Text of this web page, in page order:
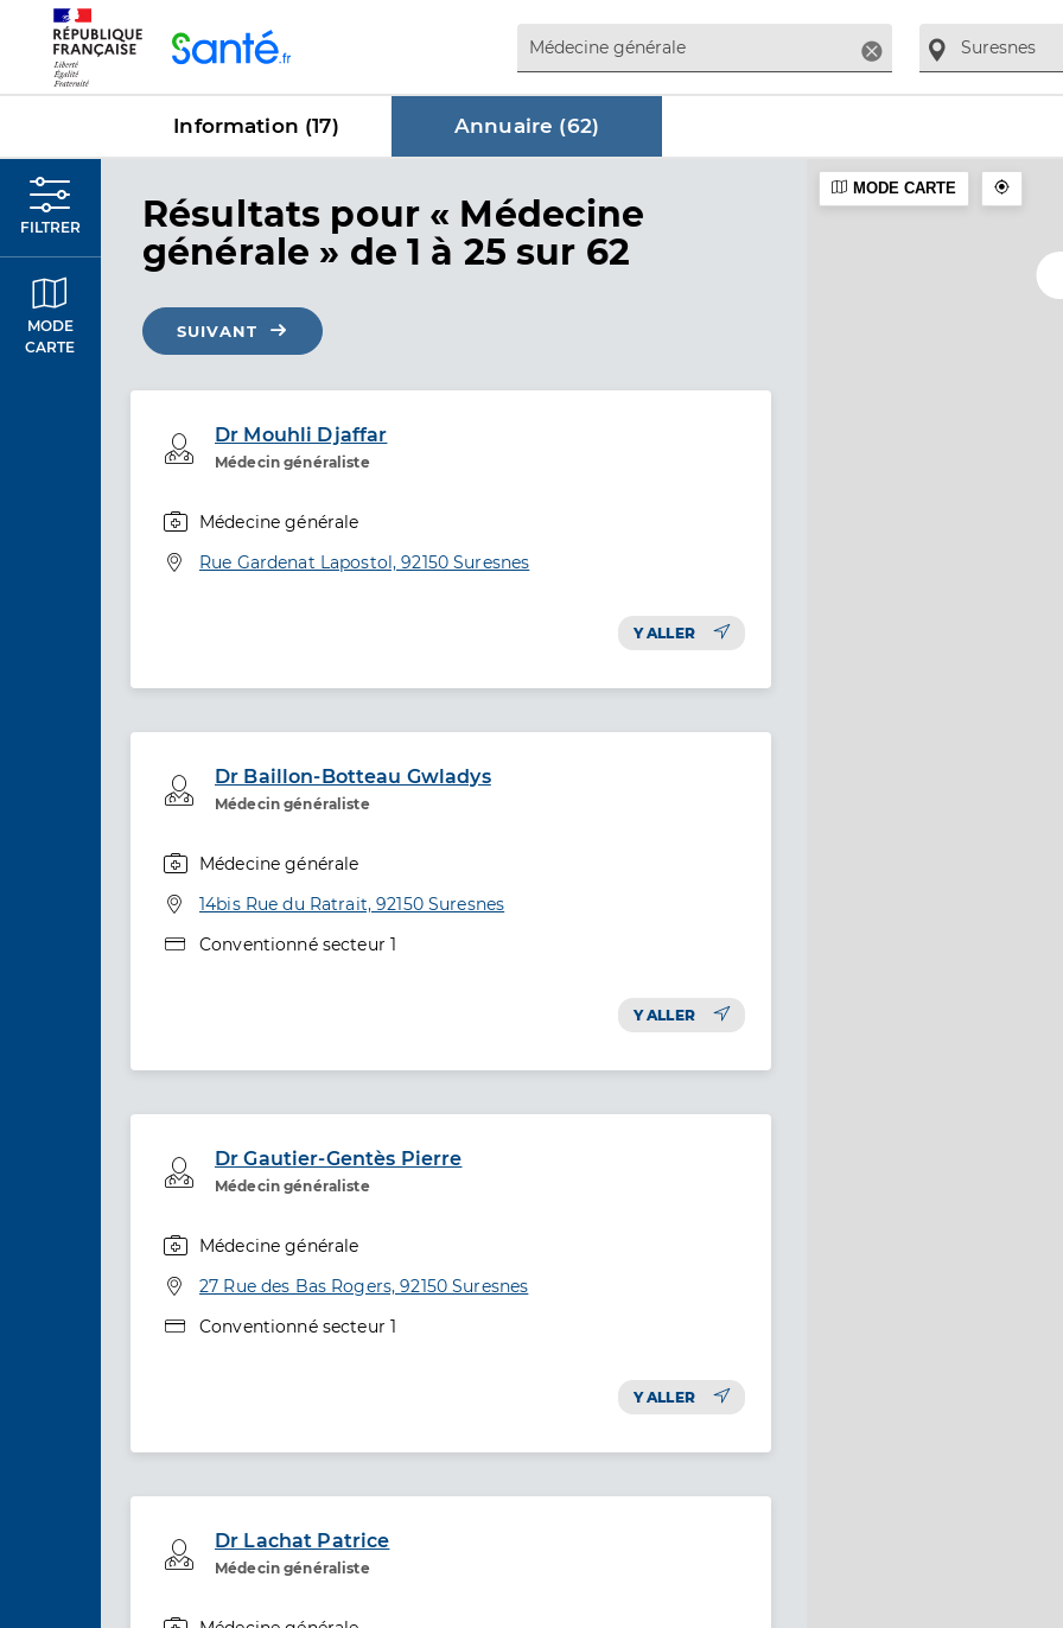
Supprimer
Information (17) Annuaire (62)
FILTRER
MODE
CARTE
Résultats dans Annuaire
pour « Médecine
générale » de 1 à 25 sur 62
SUIVANT
Dr Mouhli Djaffar
Médecin généraliste
Professionel de santé
Médecine générale
Adresse
Rue Gardenat Lapostol, 92150 Suresnes
Y ALLER
Dr Baillon-Botteau Gwladys
Médecin généraliste
Professionel de santé
Médecine générale
Adresse
14bis Rue du Ratrait, 92150 Suresnes
Type de convention
Conventionné secteur 1
Y ALLER
Dr Gautier-Gentès Pierre
Médecin généraliste
Professionel de santé
Médecine générale
Adresse
27 Rue des Bas Rogers, 92150 Suresnes
Type de convention
Conventionné secteur 1
Y ALLER
Dr Lachat Patrice
Médecin généraliste
Professionel de santé
MODE CARTE
Panneau de gestion des cookies